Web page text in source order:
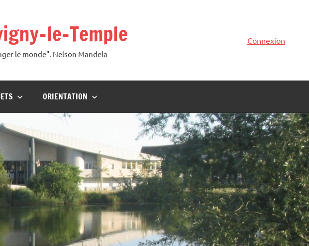
le-Temple
le monde". Nelson Mandela
Connexion
ORIENTATION